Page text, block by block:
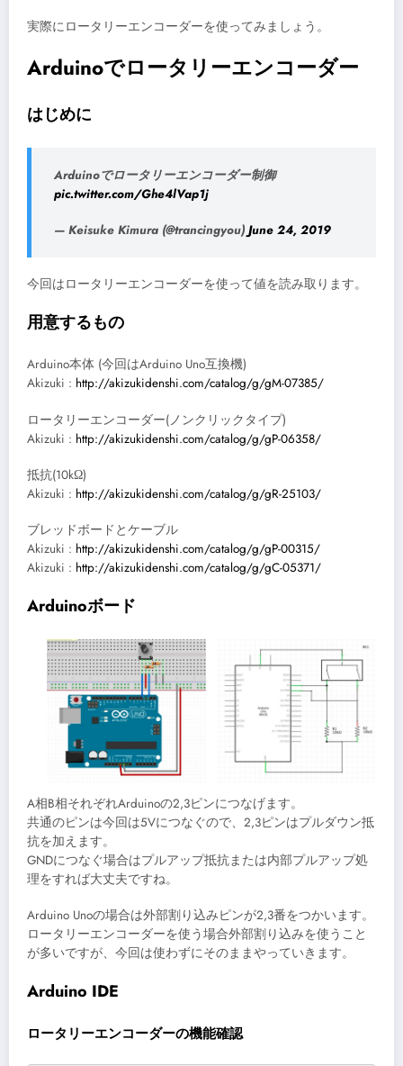
実際にロータリーエンコーダーを使ってみましょう。
Arduinoでロータリーエンコーダー
はじめに
Arduinoでロータリーエンコーダー制御
pic.twitter.com/Ghe4lVap1j
— Keisuke Kimura (@trancingyou) June 24, 2019
今回はロータリーエンコーダーを使って値を読み取ります。
用意するもの
Arduino本体 (今回はArduino Uno互換機)
Akizuki : http://akizukidenshi.com/catalog/g/gM-07385/
ロータリーエンコーダー(ノンクリックタイプ)
Akizuki : http://akizukidenshi.com/catalog/g/gP-06358/
抵抗(10kΩ)
Akizuki : http://akizukidenshi.com/catalog/g/gR-25103/
ブレッドボードとケーブル
Akizuki : http://akizukidenshi.com/catalog/g/gP-00315/
Akizuki : http://akizukidenshi.com/catalog/g/gC-05371/
Arduinoボード
A相B相それぞれArduinoの2,3ピンにつなげます。
共通のピンは今回は5Vにつなぐので、2,3ピンはプルダウン抵
抗を加えます。
GNDにつなぐ場合はプルアップ抵抗または内部プルアップ処
理をすれば大丈夫ですね。
Arduino Unoの場合は外部割り込みピンが2,3番をつかいます。
ロータリーエンコーダーを使う場合外部割り込みを使うこと
が多いですが、今回は使わずにそのままやっていきます。
Arduino IDE
ロータリーエンコーダーの機能確認